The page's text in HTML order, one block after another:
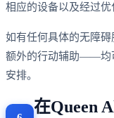
相应的设备以及经过优
如有任何具体的无障
额外的行动辅助——均
安排。
在Queen